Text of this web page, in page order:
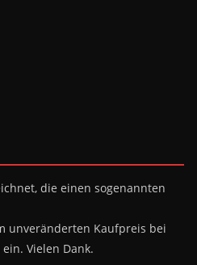
die einen sogenannten
unveränderten Kaufpreis bei
ein. Vielen Dank.